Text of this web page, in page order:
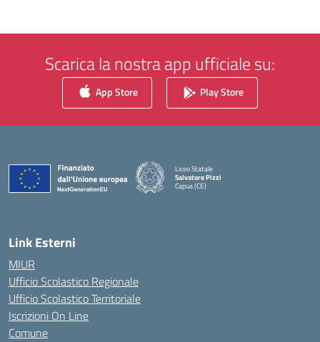
Scarica la nostra app ufficiale su:
App Store Play Store
Liceo Statale
Salvatore Pizzi
Capua (CE)
— Visita la pagina iniziale della scuola
Link Esterni
MIUR
Ufficio Scolastico Regionale
Ufficio Scolastico Territoriale
Iscrizioni On Line
Comune